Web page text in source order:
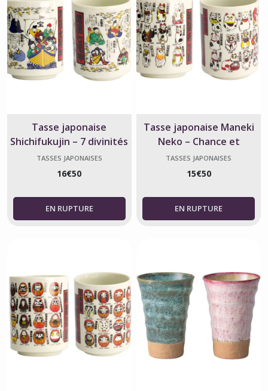
Tasse japonaise
Shichifukujin – 7 divinités
du bonheur
TASSES JAPONAISES
16€50
Tasse japonaise Maneki
Neko – Chance et
tradition du Japon
TASSES JAPONAISES
15€50